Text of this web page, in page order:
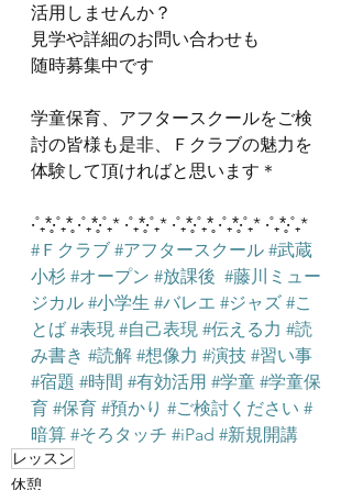
活用しませんか？
見学や詳細のお問い合わせも
随時募集中です
学童保育、アフタースクールをご検
討の皆様も是非、Ｆクラブの魅力を
体験して頂ければと思います＊
‧˚₊*̥‧˚₊*̥ ‧˚₊*̥‧˚₊* ‧˚₊*̥‧˚₊* ‧˚₊*̥‧˚₊*̥ ‧˚₊*̥‧˚₊* ‧˚₊*̥‧˚₊*
#Ｆクラブ #アフタースクール #武蔵
小杉 #オープン #放課後 #藤川ミュー
ジカル #小学生 #バレエ #ジャズ #こ
とば #表現 #自己表現 #伝える力 #読
み書き #読解 #想像力 #演技 #習い事
#宿題 #時間 #有効活用 #学童 #学童保
育 #保育 #預かり #ご検討ください #
暗算 #そろタッチ #iPad #新規開講
レッスン
休憩